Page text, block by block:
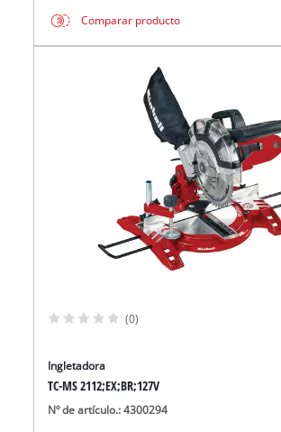
Comparar producto
(0)
Ingletadora
TC-MS 2112;EX;BR;127V
Nº de artículo.: 4300294